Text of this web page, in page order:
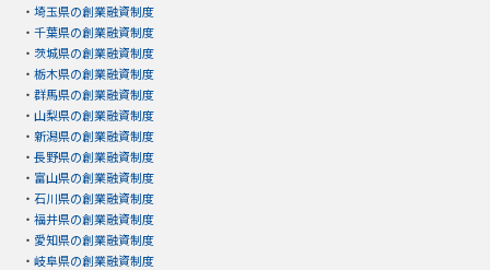
・ 埼玉県の創業融資制度
・ 千葉県の創業融資制度
・ 茨城県の創業融資制度
・ 栃木県の創業融資制度
・ 群馬県の創業融資制度
・ 山梨県の創業融資制度
・ 新潟県の創業融資制度
・ 長野県の創業融資制度
・ 富山県の創業融資制度
・ 石川県の創業融資制度
・ 福井県の創業融資制度
・ 愛知県の創業融資制度
・ 岐阜県の創業融資制度